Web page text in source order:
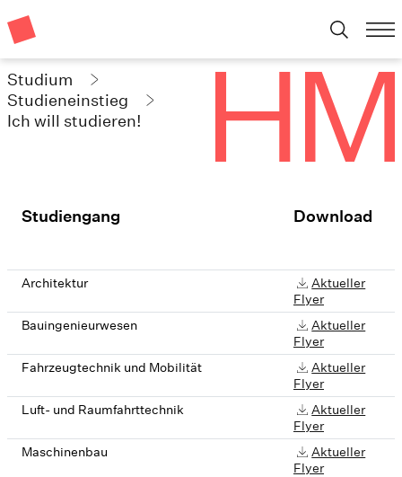
Studium
Studieneinstieg
Ich will studieren!
Studiengang Download
Architektur
Aktueller
Flyer
Bauingenieurwesen
Aktueller
Flyer
Fahrzeugtechnik und Mobilität
Aktueller
Flyer
Luft- und Raumfahrttechnik
Aktueller
Flyer
Maschinenbau
Aktueller
Flyer